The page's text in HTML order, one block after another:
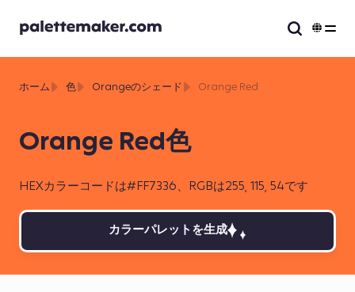
Orange Red色
HEXカラーコードは#FF7336、RGBは255, 115, 54です
ホーム 色 Orangeのシェード Orange Red
カラーパレットを生成